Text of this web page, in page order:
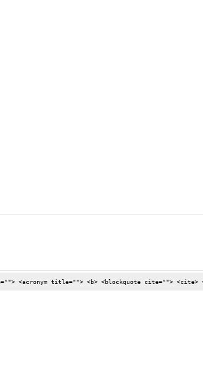
<acronym title=""> <b> <blockquote cite=""> <cite>